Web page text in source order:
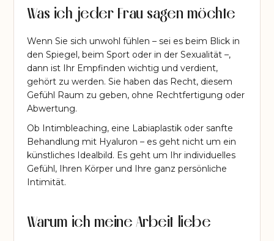
Was ich jeder Frau sagen möchte
Wenn Sie sich unwohl fühlen – sei es beim Blick in
den Spiegel, beim Sport oder in der Sexualität –,
dann ist Ihr Empfinden wichtig und verdient,
gehört zu werden. Sie haben das Recht, diesem
Gefühl Raum zu geben, ohne Rechtfertigung oder
Abwertung.
Ob Intimbleaching, eine Labiaplastik oder sanfte
Behandlung mit Hyaluron – es geht nicht um ein
künstliches Idealbild. Es geht um Ihr individuelles
Gefühl, Ihren Körper und Ihre ganz persönliche
Intimität.
Warum ich meine Arbeit liebe